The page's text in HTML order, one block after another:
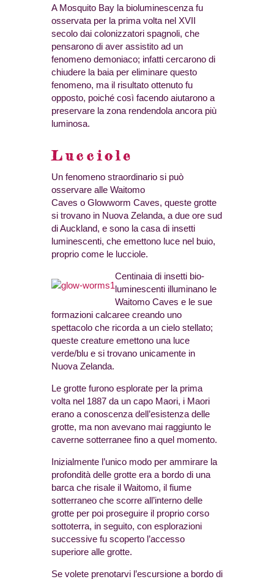
A Mosquito Bay la bioluminescenza fu
osservata per la prima volta nel XVII
secolo dai colonizzatori spagnoli, che
pensarono di aver assistito ad un
fenomeno demoniaco; infatti cercarono di
chiudere la baia per eliminare questo
fenomeno, ma il risultato ottenuto fu
opposto, poiché così facendo aiutarono a
preservare la zona rendendola ancora più
luminosa.
Lucciole
Un fenomeno straordinario si può
osservare alle Waitomo
Caves o Glowworm Caves, queste grotte
si trovano in Nuova Zelanda, a due ore sud
di Auckland, e sono la casa di insetti
luminescenti, che emettono luce nel buio,
proprio come le lucciole.
Centinaia di insetti bio-
luminescenti illuminano le
Waitomo Caves e le sue
formazioni calcaree creando uno
spettacolo che ricorda a un cielo stellato;
queste creature emettono una luce
verde/blu e si trovano unicamente in
Nuova Zelanda.
Le grotte furono esplorate per la prima
volta nel 1887 da un capo Maori, i Maori
erano a conoscenza dell’esistenza delle
grotte, ma non avevano mai raggiunto le
caverne sotterranee fino a quel momento.
Inizialmente l’unico modo per ammirare la
profondità delle grotte era a bordo di una
barca che risale il Waitomo, il fiume
sotterraneo che scorre all’interno delle
grotte per poi proseguire il proprio corso
sottoterra, in seguito, con esplorazioni
successive fu scoperto l’accesso
superiore alle grotte.
Se volete prenotarvi l’escursione a bordo di